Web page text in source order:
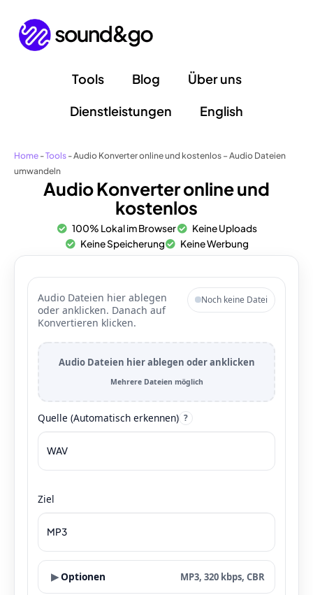
Inhalt
springen
Tools Blog
Über uns
Dienstleistungen
English
Home -Tools -Audio Konverter online und kostenlos​ – Audio Dateien
umwandeln
Audio Konverter online und
kostenlos
100% Lokal im Browser
Keine Uploads
Keine Speicherung
Keine Werbung
Audio Dateien hier ablegen
oder anklicken. Danach auf
Konvertieren klicken.
Noch keine Datei
Audio Dateien hier ablegen oder anklicken
Mehrere Dateien möglich
Quelle (Automatisch erkennen) ?
Ziel
▶Optionen MP3, 320 kbps, CBR